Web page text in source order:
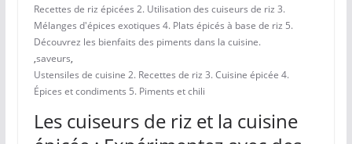
Recettes de riz épicées 2. Utilisation des cuiseurs de riz 3.
Mélanges d'épices exotiques 4. Plats épicés à base de riz 5.
Découvrez les bienfaits des piments dans la cuisine.
,saveurs,
Ustensiles de cuisine 2. Recettes de riz 3. Cuisine épicée 4.
Épices et condiments 5. Piments et chili
Les cuiseurs de riz et la cuisine